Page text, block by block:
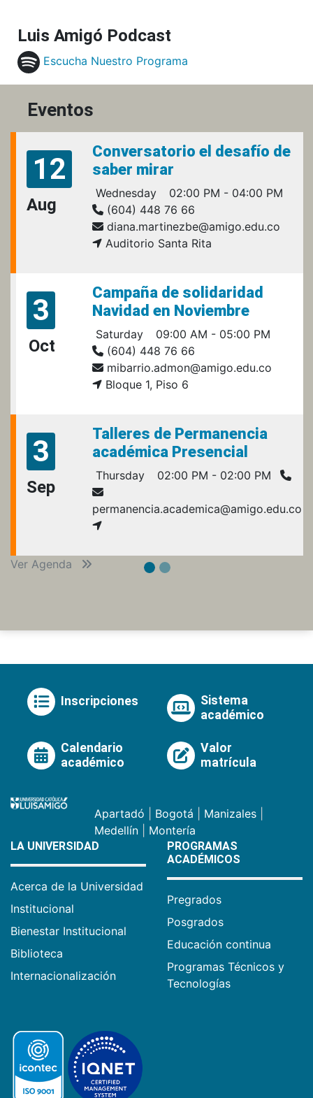
Luis Amigó Podcast
Escucha Nuestro Programa
Eventos
12
Aug
Conversatorio el desafío de
saber mirar
Wednesday
02:00 PM - 04:00 PM
(604) 448 76 66
diana.martinezbe@amigo.edu.co
Auditorio Santa Rita
3
Oct
Campaña de solidaridad
Navidad en Noviembre
Saturday
09:00 AM - 05:00 PM
(604) 448 76 66
mibarrio.admon@amigo.edu.co
Bloque 1, Piso 6
3
Sep
Talleres de Permanencia
académica Presencial
Thursday 02:00 PM - 02:00 PM
permanencia.academica@amigo.edu.co
Ver Agenda
Inscripciones
Sistema
académico
Calendario
académico
Valor
matrícula
Apartadó Bogotá Manizales
Medellín
Montería
LA UNIVERSIDAD
Acerca de la Universidad
Institucional
Bienestar Institucional
Biblioteca
Internacionalización
PROGRAMAS
ACADÉMICOS
Pregrados
Posgrados
Educación continua
Programas Técnicos y
Tecnologías